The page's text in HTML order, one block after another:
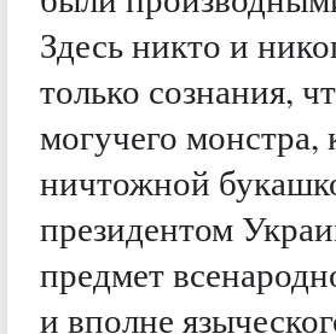
Здесь никто и
только сознания,
могучего монстра,
ничтожной
президентом
предмет
и вполне